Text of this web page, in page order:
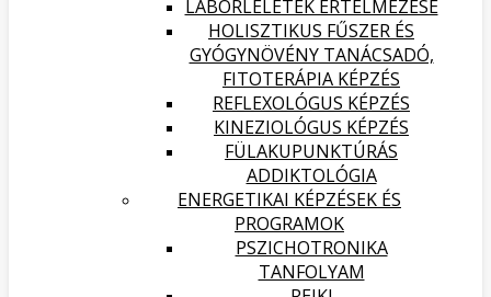
LABORLELETEK ÉRTELMEZÉSE
HOLISZTIKUS FŰSZER ÉS
GYÓGYNÖVÉNY TANÁCSADÓ,
FITOTERÁPIA KÉPZÉS
REFLEXOLÓGUS KÉPZÉS
KINEZIOLÓGUS KÉPZÉS
FÜLAKUPUNKTÚRÁS
ADDIKTOLÓGIA
ENERGETIKAI KÉPZÉSEK ÉS
PROGRAMOK
PSZICHOTRONIKA
TANFOLYAM